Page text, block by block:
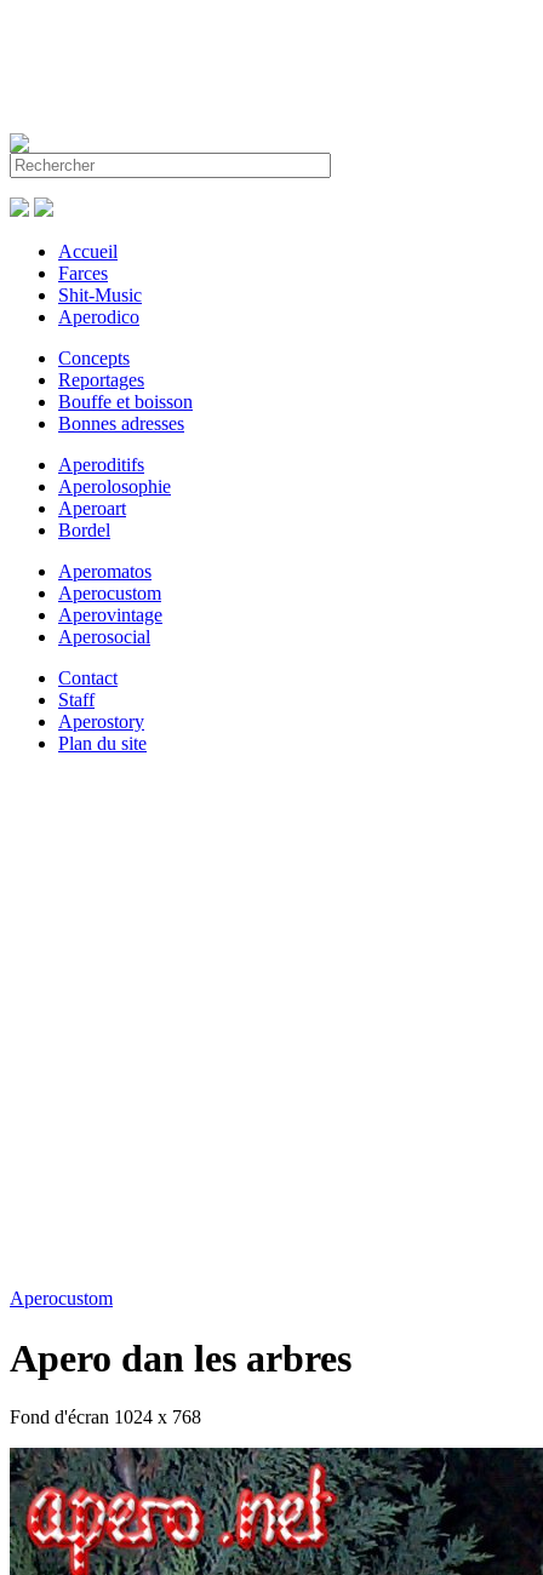
Accueil
Farces
Shit-Music
Aperodico
Concepts
Reportages
Bouffe et boisson
Bonnes adresses
Aperoditifs
Aperolosophie
Aperoart
Bordel
Aperomatos
Aperocustom
Aperovintage
Aperosocial
Contact
Staff
Aperostory
Plan du site
Aperocustom
Apero dan les arbres
Fond d'écran 1024 x 768